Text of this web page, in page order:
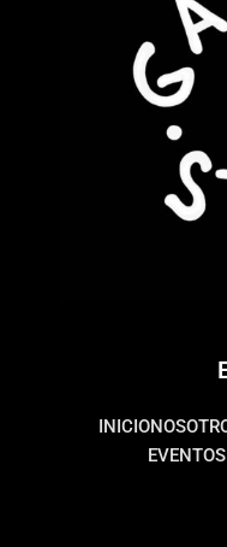
INICIO